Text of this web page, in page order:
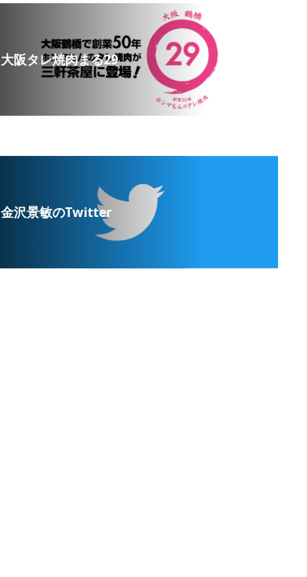
大阪タレ焼肉まる29
金沢景敏のTwitter